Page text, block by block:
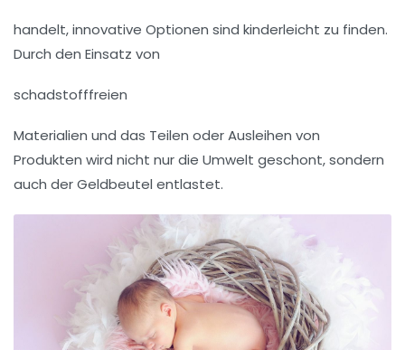
handelt, innovative Optionen sind kinderleicht zu finden.
Durch den Einsatz von
schadstofffreien
Materialien und das Teilen oder Ausleihen von
Produkten wird nicht nur die Umwelt geschont, sondern
auch der Geldbeutel entlastet.